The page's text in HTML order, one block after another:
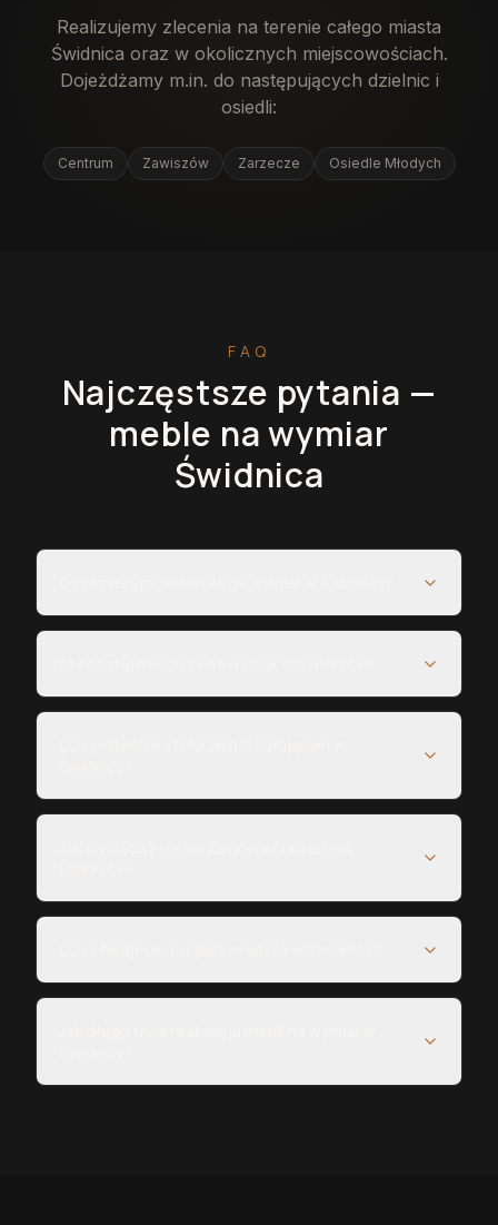
Realizujemy zlecenia na terenie całego miasta
Świdnica oraz w okolicznych miejscowościach.
Dojeżdżamy m.in. do następujących dzielnic i
osiedli:
Centrum Zawiszów Zarzecze Osiedle Młodych
FAQ
Najczęstsze pytania —
meble na wymiar
Świdnica